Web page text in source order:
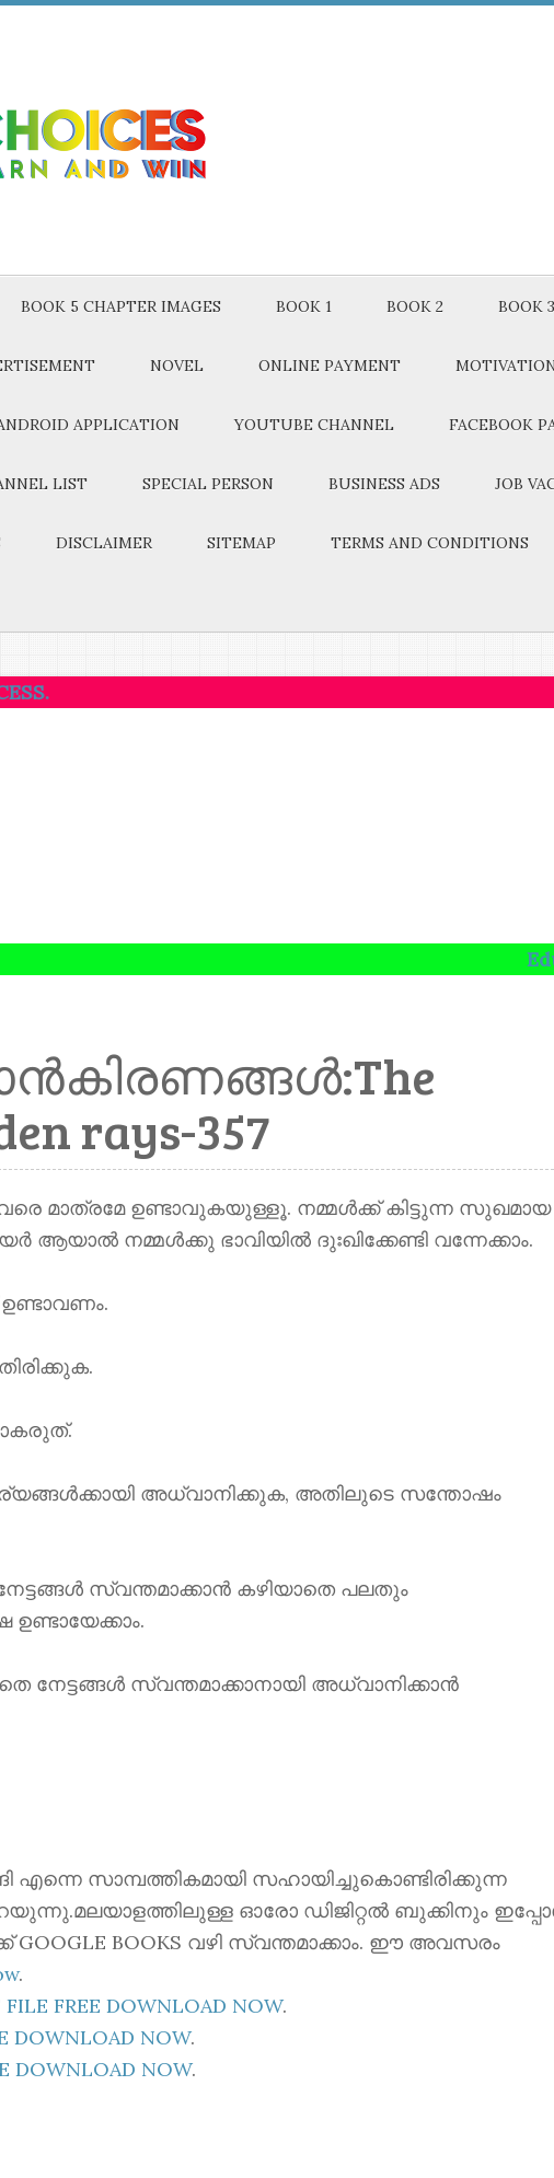
BOOK 5 CHAPTER IMAGES BOOK 1 BOOK 2 BOOK 3
NOVEL ONLINE PAYMENT
APPLICATION YOUTUBE CHANNEL FACEBOOK
LIST SPECIAL PERSON BUSINESS ADS JOB
DISCLAIMER SITEMAP TERMS AND CONDITIONS
rays-357
മാത്രമേ ഉണ്ടാവുകയുള്ളൂ. നമ്മൾക്ക് കിട്ടുന്ന സുഖമായ
ആയാൽ നമ്മൾക്കു ഭാവിയിൽ ദുഃഖിക്കേണ്ടി വന്നേക്കാം.
അധ്വാനിക്കുക, അതിലുടെ സന്തോഷം
സ്വന്തമാക്കാൻ കഴിയാതെ പലതും
സ്വന്തമാക്കാനായി അധ്വാനിക്കാൻ
എന്നെ സാമ്പത്തികമായി സഹായിച്ചുകൊണ്ടിരിക്കുന്ന
ഓരോ ഡിജിറ്റൽ ബുക്കിനും
GOOGLE BOOKS വഴി സ്വന്തമാക്കാം. ഈ അവസരം
.
FREE DOWNLOAD NOW.
DOWNLOAD NOW.
DOWNLOAD NOW.